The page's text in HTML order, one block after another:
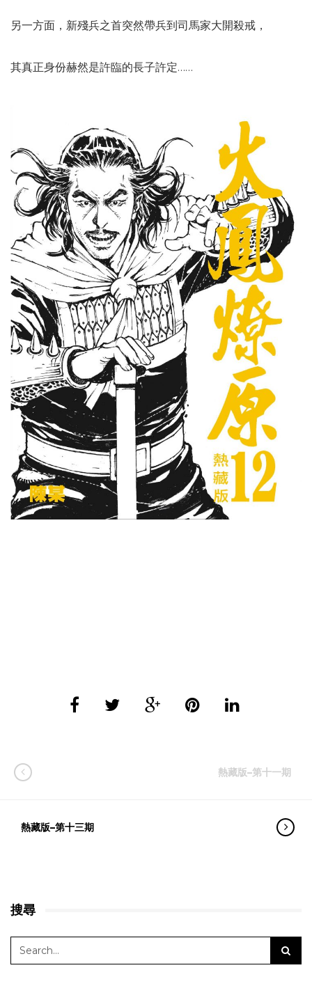
另一方面，新殘兵之首突然帶兵到司馬家大開殺戒，
其真正身份赫然是許臨的長子許定……
熱藏版–第十一期
熱藏版–第十三期
搜尋